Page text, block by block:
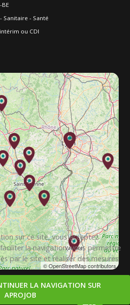
Sanitaire - Santé
ou CDI
© OpenStreetMap contributors
sur ce site, vous acceptez
la navigation, vous permettre
par le site et réaliser des mesures
LA NAVIGATION SUR
APROJOB